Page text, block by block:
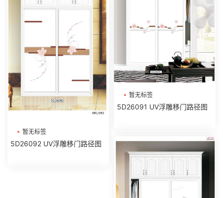
暂无标签
5D26092 UV浮雕移门路径图
暂无标签
5D26091 UV浮雕移门路径图